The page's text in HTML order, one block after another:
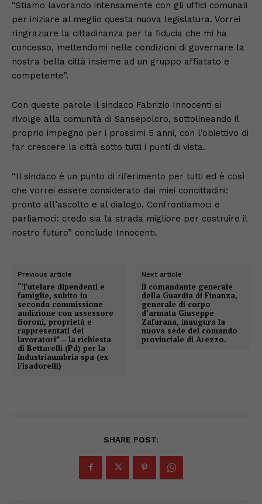
“Stiamo lavorando intensamente con gli uffici comunali
per iniziare al meglio questa nuova legislatura. Vorrei
ringraziare la cittadinanza per la fiducia che mi ha
concesso, mettendomi nelle condizioni di governare la
nostra bella città insieme ad un gruppo affiatato e
competente”.
Con queste parole il sindaco Fabrizio Innocenti si
rivolge alla comunità di Sansepolcro, sottolineando il
proprio impegno per i prossimi 5 anni, con l’obiettivo di
far crescere la città sotto tutti i punti di vista.
“Il sindaco è un punto di riferimento per tutti ed è così
che vorrei essere considerato dai miei concittadini:
pronto all’ascolto e al dialogo. Confrontiamoci e
parliamoci: credo sia la strada migliore per costruire il
nostro futuro” conclude Innocenti.
Previous article
“Tutelare dipendenti e
famiglie, subito in
seconda commissione
audizione con assessore
fioroni, proprietà e
rappresentati dei
lavoratori” – la richiesta
di Bettarelli (Pd) per la
Industriaumbria spa (ex
Fisadorelli)
Next article
Il comandante generale
della Guardia di Finanza,
generale di corpo
d’armata Giuseppe
Zafarana, inaugura la
nuova sede del comando
provinciale di Arezzo.
SHARE POST: